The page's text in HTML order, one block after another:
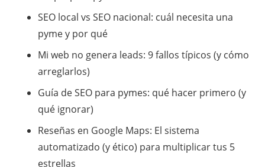
SEO local vs SEO nacional: cuál necesita una
pyme y por qué
Mi web no genera leads: 9 fallos típicos (y cómo
arreglarlos)
Guía de SEO para pymes: qué hacer primero (y
qué ignorar)
​Reseñas en Google Maps: El sistema
automatizado (y ético) para multiplicar tus 5
estrellas